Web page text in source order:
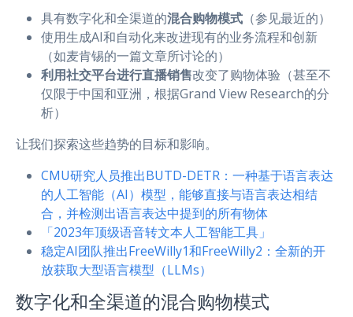
具有数字化和全渠道的混合购物模式 （参见最近的）
使用生成AI和自动化来改进现有的业务流程和创新
（如麦肯锡的一篇文章所讨论的）
利用社交平台进行直播销售改变了购物体验（甚至不
仅限于中国和亚洲，根据Grand View Research的分
析）
让我们探索这些趋势的目标和影响。
CMU研究人员推出BUTD-DETR：一种基于语言表达
的人工智能（AI）模型，能够直接与语言表达相结
合，并检测出语言表达中提到的所有物体
「2023年顶级语音转文本人工智能工具」
稳定AI团队推出FreeWilly1和FreeWilly2：全新的开
放获取大型语言模型（LLMs）
数字化和全渠道的混合购物模式